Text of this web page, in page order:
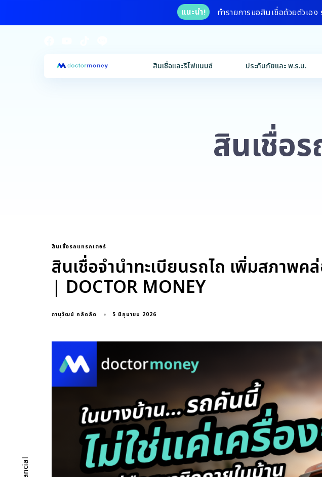
แนะนำ! ทำรายการขอสินเชื่อด้วยตัวเ
สินเชื่อและรีไฟแนนซ์ ประกันภัยและ พ.ร.บ.
สินเชื่อ
สินเชื่อรถแทรกเตอร์
สินเชื่อจำนำทะเบียนรถไถ เพิ่มสภาพค
| DOCTOR MONEY
ภานุวัฒน์ กลัดลัด 5 มิถุนายน 2026